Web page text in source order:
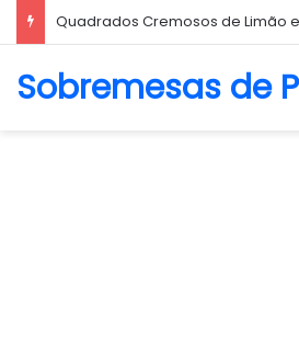
Quadrados Cremosos de Limão
Sobremesas de